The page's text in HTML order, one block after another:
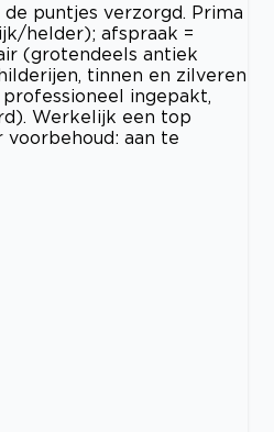
puntjes verzorgd. Prima
helder); afspraak =
(grotendeels antiek
tinnen en zilveren
ingepakt,
Werkelijk een top
aan te